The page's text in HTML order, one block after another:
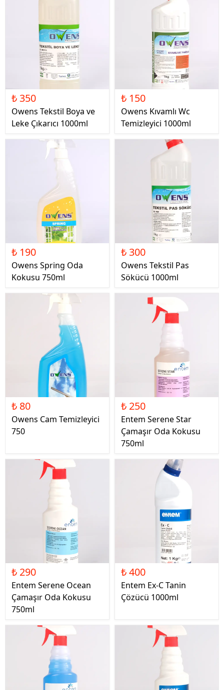
₺ 350
Owens Tekstil Boya ve
Leke Çıkarıcı 1000ml
₺ 150
Owens Kıvamlı Wc
Temizleyici 1000ml
₺ 190
Owens Spring Oda
Kokusu 750ml
₺ 300
Owens Tekstil Pas
Sökücü 1000ml
₺ 80
Owens Cam Temizleyici
750
₺ 250
Entem Serene Star
Çamaşır Oda Kokusu
750ml
₺ 290
Entem Serene Ocean
Çamaşır Oda Kokusu
750ml
₺ 400
Entem Ex-C Tanin
Çözücü 1000ml